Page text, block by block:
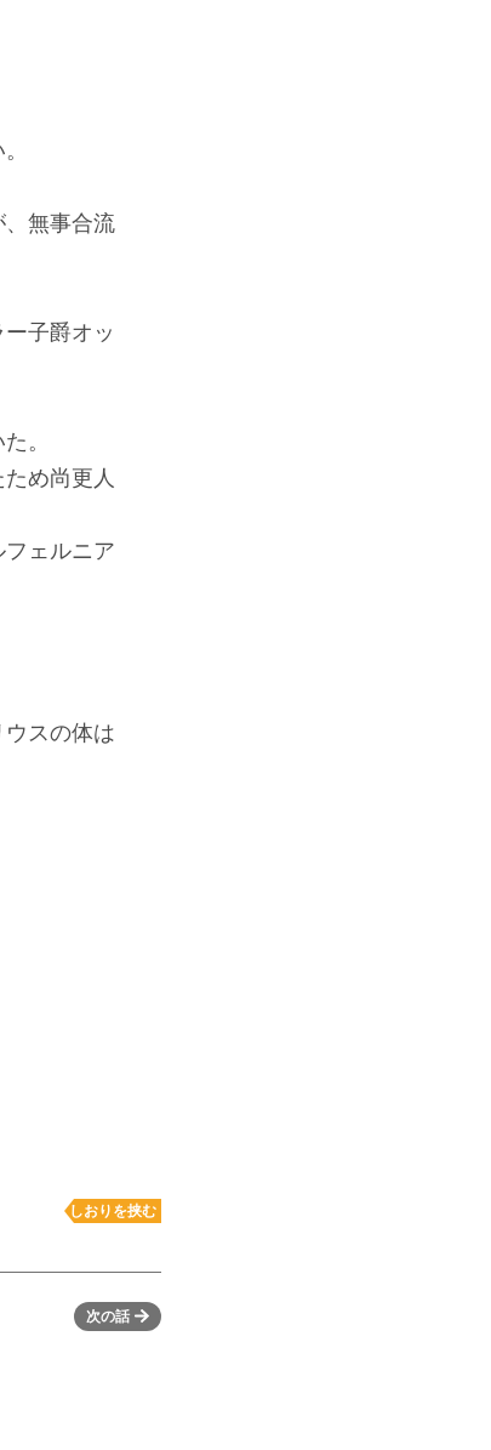
無事合流
子爵オッ
。
め尚更人
ェルニア
スの体は
しおりを挟む
次の話